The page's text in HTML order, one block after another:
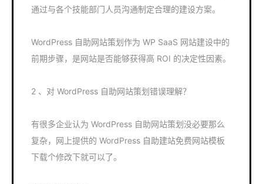
通过与各个技能部门人员沟通制定合理的建设方案。
WordPress 自助网站策划作为 WP SaaS 网站建设中的
前期步骤，是网站是否能够获得高 ROI 的决定性因素。
2 、对 WordPress 自助网站策划错误理解？
有很多企业认为 WordPress 自助网站策划没必要那么
复杂，网上提供的 WordPress 自助建站免费网站模板
下载个修改下就可以了。